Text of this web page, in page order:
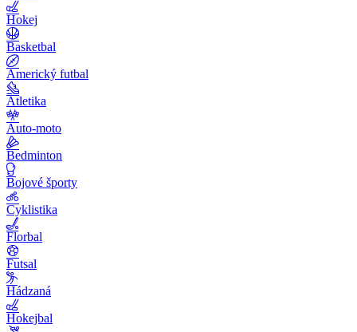
Hokej
Basketbal
Americký futbal
Atletika
Auto-moto
Bedminton
Bojové športy
Cyklistika
Florbal
Futsal
Hádzaná
Hokejbal